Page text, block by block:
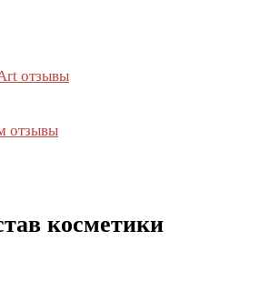
отзывы
отзывы
косметики